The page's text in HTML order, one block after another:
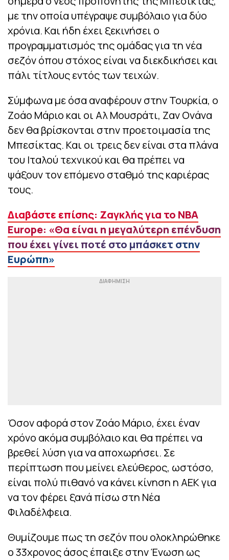
με την οποία υπέγραψε συμβόλαιο για δύο
χρόνια. Και ήδη έχει ξεκινήσει ο
προγραμματισμός της ομάδας για τη νέα
σεζόν όπου στόχος είναι να διεκδικήσει και
πάλι τίτλους εντός των τειχών.
Σύμφωνα με όσα αναφέρουν στην Τουρκία, ο
Ζοάο Μάριο και οι Αλ Μουσράτι, Ζαν Ονάνα
δεν θα βρίσκονται στην προετοιμασία της
Μπεσίκτας. Και οι τρεις δεν είναι στα πλάνα
του Ιταλού τεχνικού και θα πρέπει να
ψάξουν τον επόμενο σταθμό της καριέρας
τους.
Διαβάστε επίσης: Ζαγκλής για το NBA
Europe: «Θα είναι η μεγαλύτερη επένδυση
που έχει γίνει ποτέ στο μπάσκετ στην
Ευρώπη»
Όσον αφορά στον Ζοάο Μάριο, έχει έναν
χρόνο ακόμα συμβόλαιο και θα πρέπει να
βρεθεί λύση για να αποχωρήσει. Σε
περίπτωση που μείνει ελεύθερος, ωστόσο,
είναι πολύ πιθανό να κάνει κίνηση η ΑΕΚ για
να τον φέρει ξανά πίσω στη Νέα
Φιλαδέλφεια.
Θυμίζουμε πως τη σεζόν που ολοκληρώθηκε
ο 33χρονος άσος έπαιξε στην Ένωση ως